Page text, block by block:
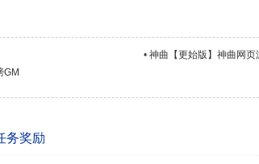
• 神曲【更始版】神曲网页
GM
务奖励